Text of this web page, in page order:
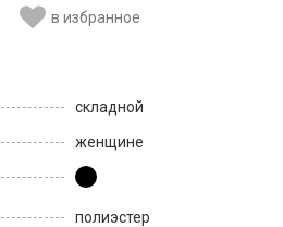
в избранное
складной
женщине
полиэстер